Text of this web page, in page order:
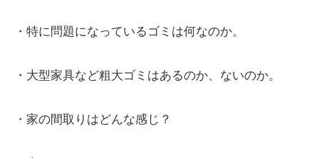
・特に問題になっているゴミは何なのか。
・大型家具など粗大ゴミはあるのか、ないのか。
・家の間取りはどんな感じ？